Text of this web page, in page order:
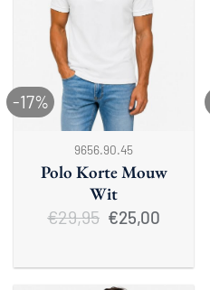
-17%
9656.90.45
Polo Korte Mouw
Wit
€29,95 Oorspronkelijke
prijs
€25,00Huidige
prijs